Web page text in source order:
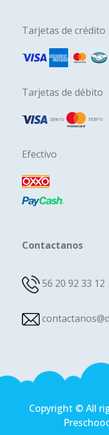
Tarjetas de crédito
Tarjetas de débito
Efectivo
Contactanos
56 20 92 33 12
Copyright © All